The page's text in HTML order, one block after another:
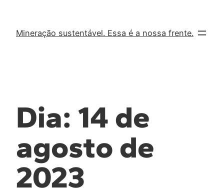
Mineração sustentável. Essa é a nossa frente.
Dia: 14 de
agosto de
2023